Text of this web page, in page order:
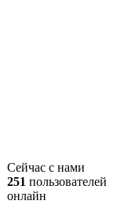
Сейчас с нами
251 пользователей
онлайн